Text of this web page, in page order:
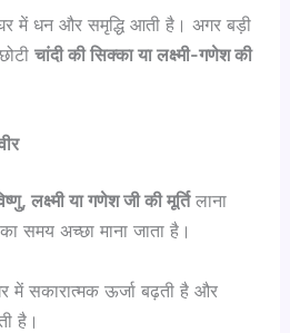
में धन और समृद्धि आती है। अगर बड़ी
चांदी की सिक्का या लक्ष्मी-गणेश की
लक्ष्मी या गणेश जी की मूर्तिलाना
समय अच्छा माना जाता है।
में सकारात्मक ऊर्जा बढ़ती है और
है।